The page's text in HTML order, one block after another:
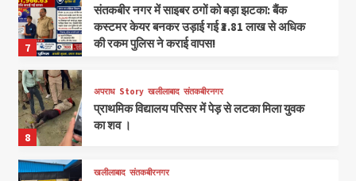
7
संतकबीर नगर में साइबर ठगों को बड़ा झटका: बैंक
कस्टमर केयर बनकर उड़ाई गई ₹3.81 लाख से अधिक
की रकम पुलिस ने कराई वापस!
8
अपराध Story खलीलाबाद संतकबीरनगर
प्राथमिक विद्यालय परिसर में पेड़ से लटका मिला युवक
का शव ।
खलीलाबाद संतकबीरनगर